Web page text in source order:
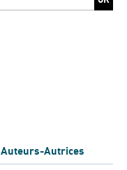
Auteurs-Autrices